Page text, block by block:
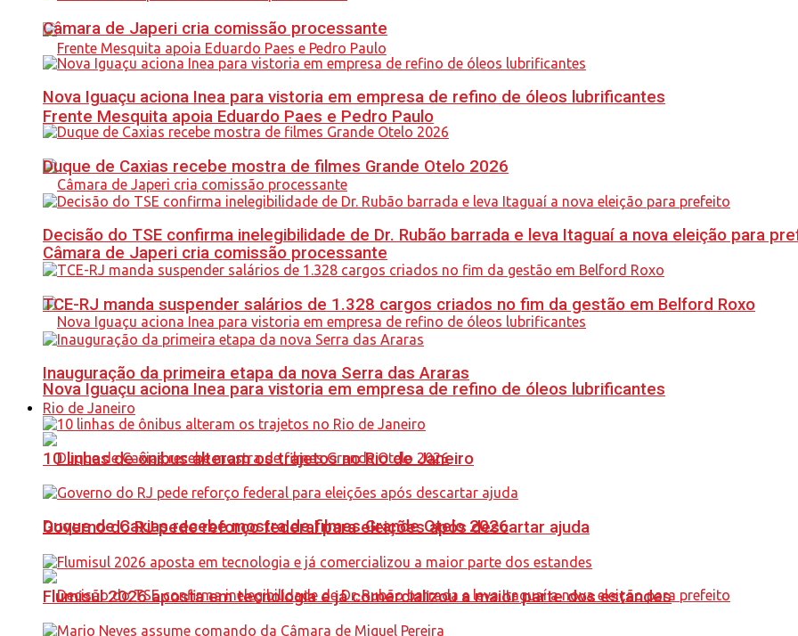
Frente Mesquita apoia Eduardo Paes e Pedro Paulo
Câmara de Japeri cria comissão processante
Nova Iguaçu aciona Inea para vistoria em empresa de refino de óleos lubrificantes
Duque de Caxias recebe mostra de filmes Grande Otelo 2026
Câmara de Japeri cria comissão processante
Nova Iguaçu aciona Inea para vistoria em empresa de refino de óleos lubrificantes
Duque de Caxias recebe mostra de filmes Grande Otelo 2026
Decisão do TSE confirma inelegibilidade de Dr. Rubão barrada e leva Itaguaí a nova eleição para
TCE-RJ manda suspender salários de 1.328 cargos criados no fim da gestão em Belford Roxo
Inauguração da primeira etapa da nova Serra das Araras
Rio de Janeiro
10 linhas de ônibus alteram os trajetos no Rio de Janeiro
Governo do RJ pede reforço federal para eleições após descartar ajuda
Flumisul 2026 aposta em tecnologia e já comercializou a maior parte dos estandes